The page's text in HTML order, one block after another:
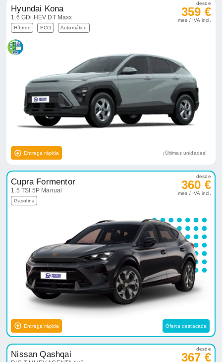
Hyundai Kona
1.6 GDi HEV DT Maxx
Híbrido ECO Automático
desde
359 €
mes / IVA incl.
Entrega rápida ¡Últimas unidades!
Cupra Formentor
1.5 TSI 5P Manual
Gasolina
desde
360 €
mes / IVA incl.
Entrega rápida Oferta destacada
Nissan Qashqai
desde
367 €